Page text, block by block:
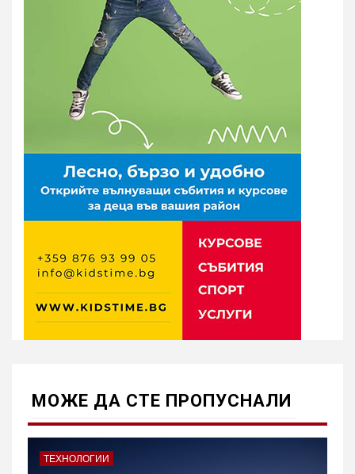
МОЖE ДА СТЕ ПРОПУСНАЛИ
ТЕХНОЛОГИИ